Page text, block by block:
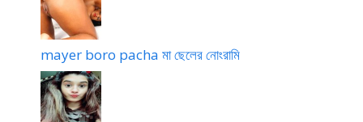
mayer boro pacha মা ছেলের নোংরামি